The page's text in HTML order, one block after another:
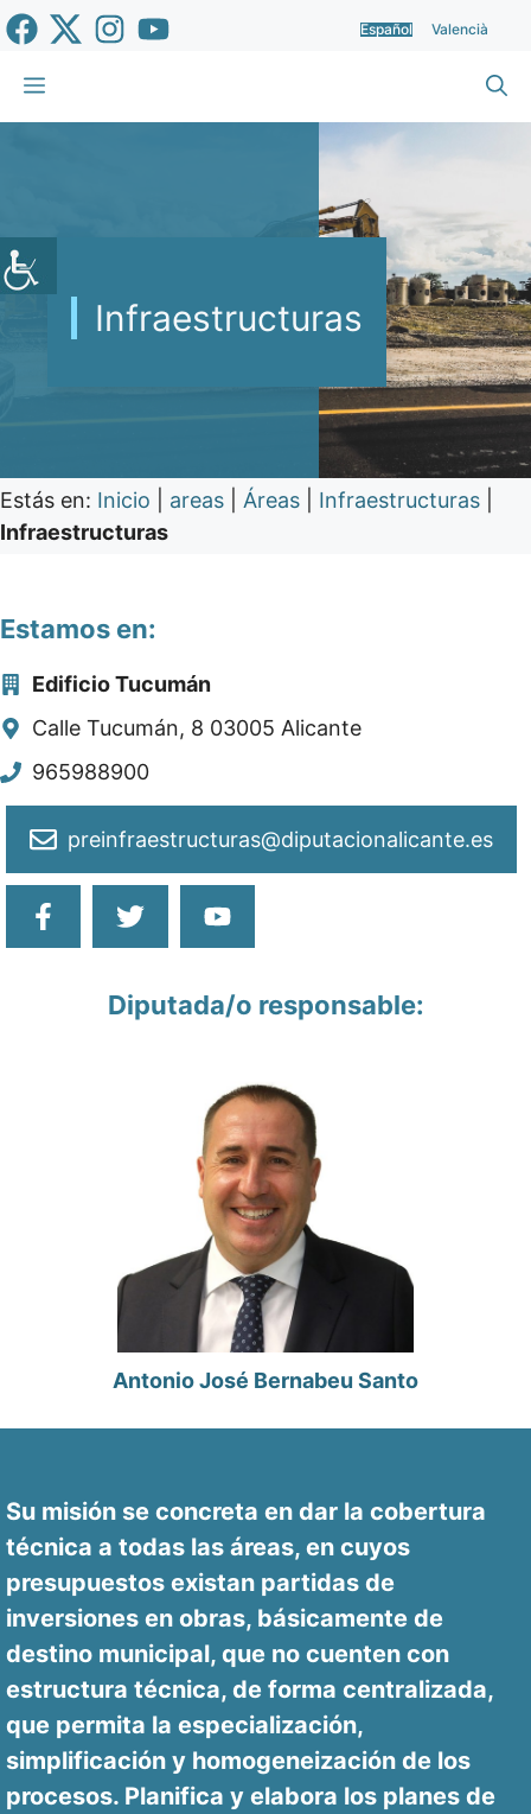
Saltar
al
contenido
Español Valencià
Menú
Infraestructuras
Estás en: Inicio areas Áreas Infraestructuras
Infraestructuras
Estamos en:
​Edificio Tucumán
Calle Tucumán, 8 03005 Alicante
965988900
preinfraestructuras@diputacionalicante.es
Diputada/o responsable:
Antonio José Bernabeu Santo
Su misión se concreta en dar la cobertura
técnica a todas las áreas, en cuyos
presupuestos existan partidas de
inversiones en obras, básicamente de
destino municipal, que no cuenten con
estructura técnica, de forma centralizada,
que permita la especialización,
simplificación y homogeneización de los
procesos. Planifica y elabora los planes de